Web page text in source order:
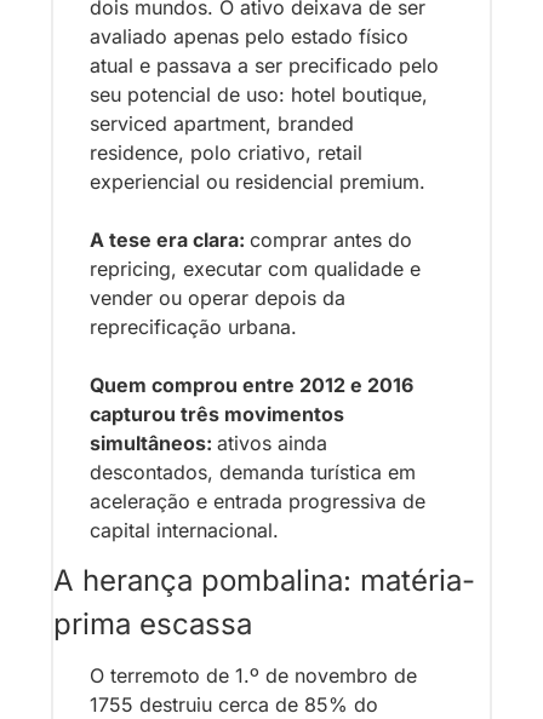
dois mundos. O ativo deixava de ser
avaliado apenas pelo estado físico
atual e passava a ser precificado pelo
seu potencial de uso: hotel boutique,
serviced apartment, branded
residence, polo criativo, retail
experiencial ou residencial premium.
A tese era clara: comprar antes do
repricing, executar com qualidade e
vender ou operar depois da
reprecificação urbana.
Quem comprou entre 2012 e 2016
capturou três movimentos
simultâneos: ativos ainda
descontados, demanda turística em
aceleração e entrada progressiva de
capital internacional.
A herança pombalina: matéria-
prima escassa
O terremoto de 1.º de novembro de
1755 destruiu cerca de 85% do